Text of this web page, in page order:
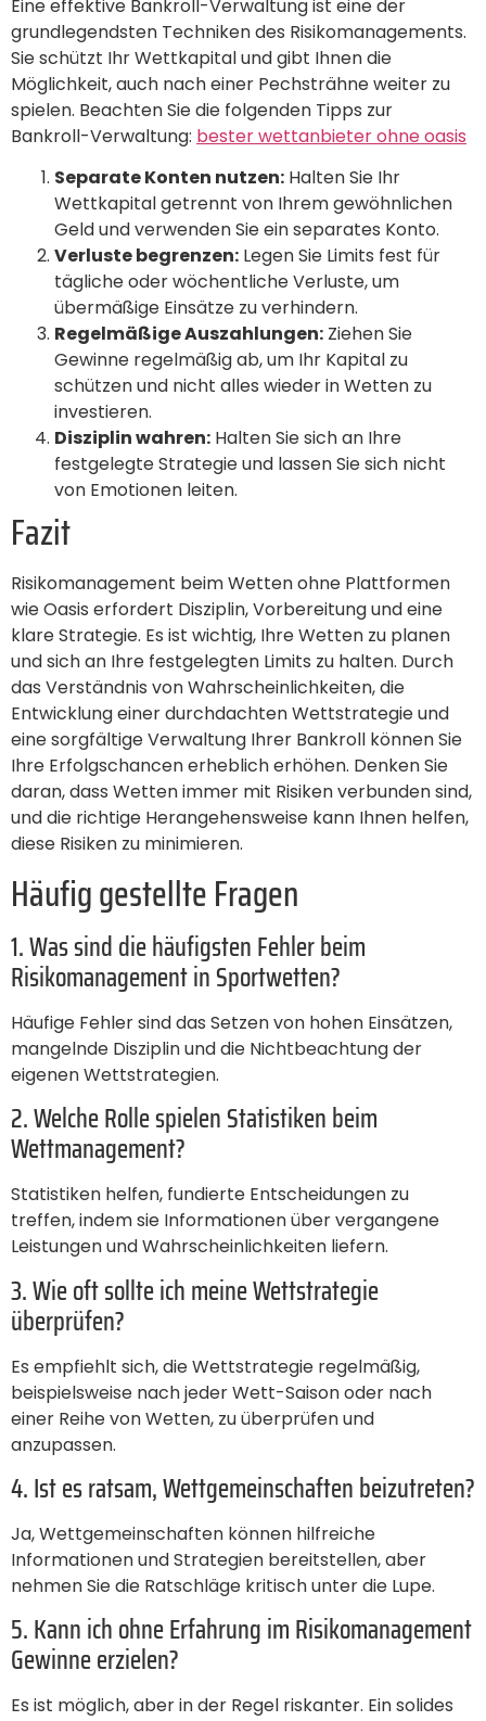
Eine effektive Bankroll-Verwaltung ist eine der
grundlegendsten Techniken des Risikomanagements.
Sie schützt Ihr Wettkapital und gibt Ihnen die
Möglichkeit, auch nach einer Pechsträhne weiter zu
spielen. Beachten Sie die folgenden Tipps zur
Bankroll-Verwaltung: bester wettanbieter ohne oasis
Separate Konten nutzen: Halten Sie Ihr
Wettkapital getrennt von Ihrem gewöhnlichen
Geld und verwenden Sie ein separates Konto.
Verluste begrenzen: Legen Sie Limits fest für
tägliche oder wöchentliche Verluste, um
übermäßige Einsätze zu verhindern.
Regelmäßige Auszahlungen: Ziehen Sie
Gewinne regelmäßig ab, um Ihr Kapital zu
schützen und nicht alles wieder in Wetten zu
investieren.
Disziplin wahren: Halten Sie sich an Ihre
festgelegte Strategie und lassen Sie sich nicht
von Emotionen leiten.
Fazit
Risikomanagement beim Wetten ohne Plattformen
wie Oasis erfordert Disziplin, Vorbereitung und eine
klare Strategie. Es ist wichtig, Ihre Wetten zu planen
und sich an Ihre festgelegten Limits zu halten. Durch
das Verständnis von Wahrscheinlichkeiten, die
Entwicklung einer durchdachten Wettstrategie und
eine sorgfältige Verwaltung Ihrer Bankroll können Sie
Ihre Erfolgschancen erheblich erhöhen. Denken Sie
daran, dass Wetten immer mit Risiken verbunden sind,
und die richtige Herangehensweise kann Ihnen helfen,
diese Risiken zu minimieren.
Häufig gestellte Fragen
1. Was sind die häufigsten Fehler beim
Risikomanagement in Sportwetten?
Häufige Fehler sind das Setzen von hohen Einsätzen,
mangelnde Disziplin und die Nichtbeachtung der
eigenen Wettstrategien.
2. Welche Rolle spielen Statistiken beim
Wettmanagement?
Statistiken helfen, fundierte Entscheidungen zu
treffen, indem sie Informationen über vergangene
Leistungen und Wahrscheinlichkeiten liefern.
3. Wie oft sollte ich meine Wettstrategie
überprüfen?
Es empfiehlt sich, die Wettstrategie regelmäßig,
beispielsweise nach jeder Wett-Saison oder nach
einer Reihe von Wetten, zu überprüfen und
anzupassen.
4. Ist es ratsam, Wettgemeinschaften beizutreten?
Ja, Wettgemeinschaften können hilfreiche
Informationen und Strategien bereitstellen, aber
nehmen Sie die Ratschläge kritisch unter die Lupe.
5. Kann ich ohne Erfahrung im Risikomanagement
Gewinne erzielen?
Es ist möglich, aber in der Regel riskanter. Ein solides